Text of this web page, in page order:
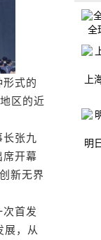
式的
区的近
张九
席开幕
新无界
首发
展，从
全
上
明